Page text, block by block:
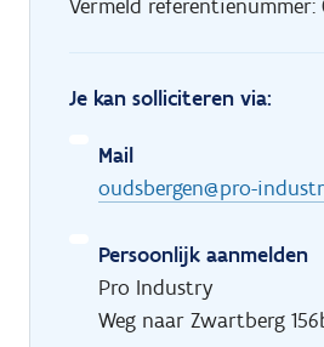
Vermeld referentienummer:
Je kan solliciteren via:
Mail
oudsbergen@pro-
Persoonlijk aanmelden
Pro Industry
Weg naar Zwartberg